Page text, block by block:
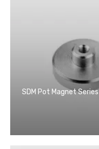
SDM Pot Magnet Series